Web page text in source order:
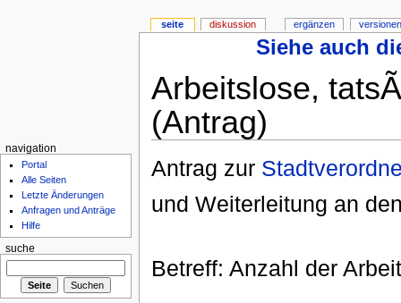
Siehe auch
Arbeitslose,
(Antrag)
Antrag zur
und Weiterleitung an
Betreff: Anzahl der
seite diskussion ergänzen
navigation
Portal
Alle Seiten
Letzte Änderungen
Anfragen und Anträge
Hilfe
suche